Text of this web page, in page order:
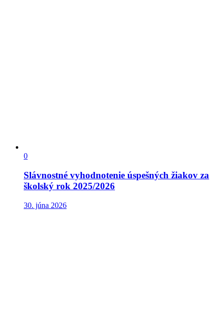
0
Slávnostné vyhodnotenie úspešných žiakov za
školský rok 2025/2026
30. júna 2026